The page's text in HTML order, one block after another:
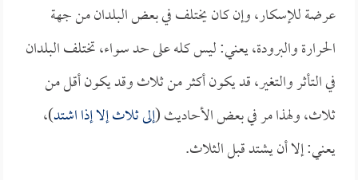
عرضة للإسكار، وإن كان يختلف في بعض البلدان من جهة
الحرارة والبرودة، يعني: ليس كله على حد سواء، تختلف البلدان
في التأثر والتغير، قد يكون أكثر من ثلاث وقد يكون أقل من
ثلاث، ولهذا مر في بعض الأحاديث (إلى ثلاث إلا إذا اشتد)،
يعني: إلا أن يشتد قبل الثلاث.